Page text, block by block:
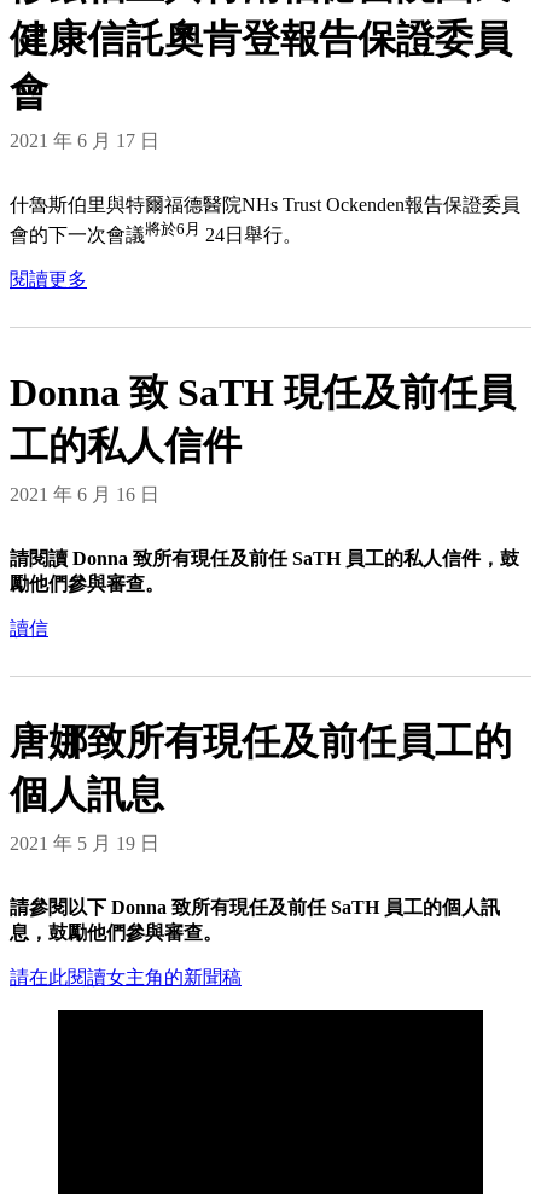
健康信託奧肯登報告保證委員
會
2021 年 6 月 17 日
什魯斯伯里與特爾福德醫院NHs Trust Ockenden報告保證委員
會的下一次會議將於6月 24日舉行。
閱讀更多
Donna 致 SaTH 現任及前任員
工的私人信件
2021 年 6 月 16 日
請閱讀 Donna 致所有現任及前任 SaTH 員工的私人信件，鼓
勵他們參與審查。
讀信
唐娜致所有現任及前任員工的
個人訊息
2021 年 5 月 19 日
請參閱以下 Donna 致所有現任及前任 SaTH 員工的個人訊
息，鼓勵他們參與審查。
請在此閱讀女主角的新聞稿